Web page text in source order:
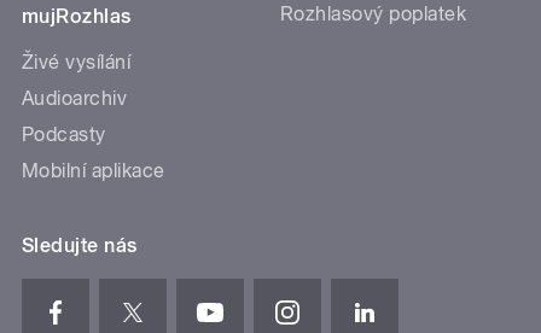
mujRozhlas
Živé vysílání
Audioarchiv
Podcasty
Mobilní aplikace
Rozhlasový poplatek
Sledujte nás